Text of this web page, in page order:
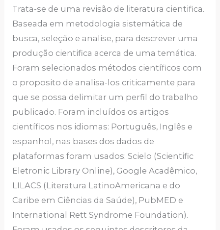
Trata-se de uma revisão de literatura cientifica.
Baseada em metodologia sistemática de
busca, seleção e analise, para descrever uma
produção cientifica acerca de uma temática.
Foram selecionados métodos científicos com
o proposito de analisa-los criticamente para
que se possa delimitar um perfil do trabalho
publicado. Foram incluídos os artigos
científicos nos idiomas: Português, Inglês e
espanhol, nas bases dos dados de
plataformas foram usados: Scielo (Scientific
Eletronic Library Online), Google Acadêmico,
LILACS (Literatura LatinoAmericana e do
Caribe em Ciências da Saúde), PubMED e
International Rett Syndrome Foundation).